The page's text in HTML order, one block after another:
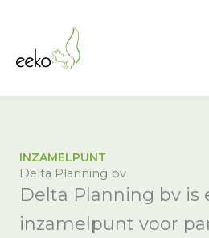
inhoud
INZAMELPUNT
Delta Planning bv
Delta Planning bv is
inzamelpunt voor